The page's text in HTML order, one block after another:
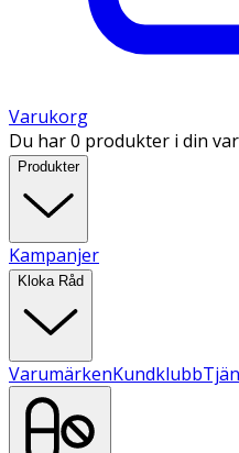
Varukorg
Du har 0 produkter i din
Produkter
Kampanjer
Kloka Råd
VarumärkenKundklubb